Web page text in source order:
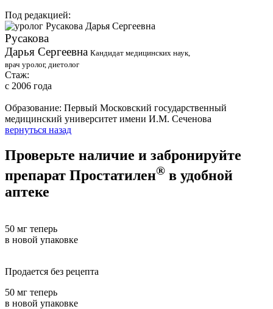
Под редакцией:
Русакова
Дарья Сергеевна Кандидат медицинских наук,
врач уролог, диетолог
Стаж:
с 2006 года
Образование: Первый Московский государственный
медицинский университет имени И.М. Сеченова
вернуться назад
Проверьте наличие и забронируйте
препарат Простатилен® в удобной
аптеке
50 мг теперь
в новой упаковке
Продается без рецепта
50 мг теперь
в новой упаковке